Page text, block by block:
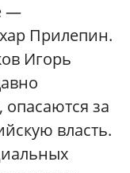
—
Прилепин.
Игорь
за
власть.